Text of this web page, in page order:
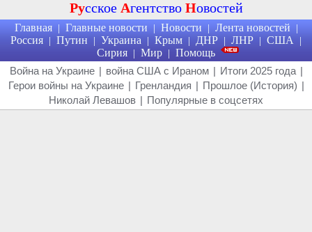
Русское Агентство Новостей
Главная | Главные новости | Новости | Лента новостей |
Россия | Путин | Украина | Крым | ДНР | ЛНР | США |
Сирия | Мир | Помощь
Война на Украине | война США с Ираном | Итоги 2025 года |
Герои войны на Украине | Гренландия | Прошлое (История) |
Николай Левашов | Популярные в соцсетях